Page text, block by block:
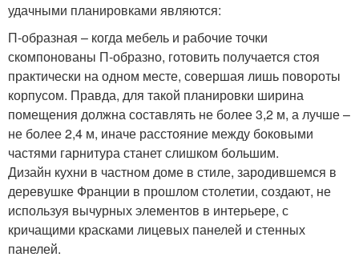
удачными планировками являются:
П-образная – когда мебель и рабочие точки
скомпонованы П-образно, готовить получается стоя
практически на одном месте, совершая лишь повороты
корпусом. Правда, для такой планировки ширина
помещения должна составлять не более 3,2 м, а лучше –
не более 2,4 м, иначе расстояние между боковыми
частями гарнитура станет слишком большим.
Дизайн кухни в частном доме в стиле, зародившемся в
деревушке Франции в прошлом столетии, создают, не
используя вычурных элементов в интерьере, с
кричащими красками лицевых панелей и стенных
панелей.